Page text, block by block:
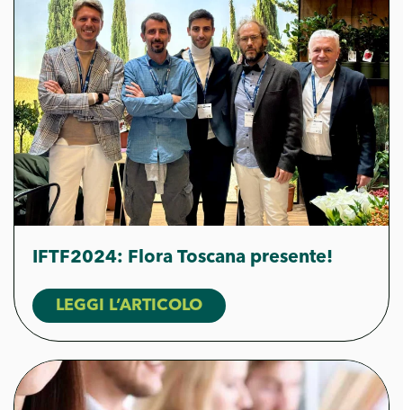
IFTF2024: Flora Toscana presente!
LEGGI L’ARTICOLO